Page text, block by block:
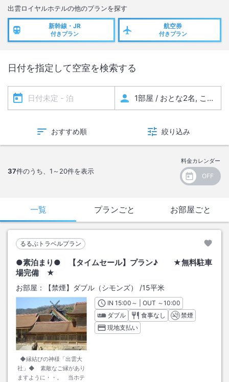
出雲ロイヤルホテルの他のプランを探す
新幹線・JR
付きプラン
航空券
付きプラン
日付を指定して空室を検索する
おすすめ順 絞り込み
37件のうち、 1～20件を表示
料金カレンダー
一覧 プランごと お部屋ごと
るるぶトラベルプラン
●素泊まり● 【タイムセール】プラン♪ ★無料駐車
場完備 ★
お部屋： 【禁煙】ダブル（シモンズ） /15平米
◆縁結びの神様「出雲大
社」◆ 素敵なご縁があり
ますように・・。 当ホテ
INチェックイン
15:00 ～ | OUT チェックアウト
～10:00
ダブル
食事なし
禁煙
現地支払い